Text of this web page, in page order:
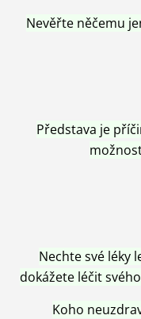
Nevěřte něčemu
Představa je
Nechte své léky
dokážete léčit
Koho